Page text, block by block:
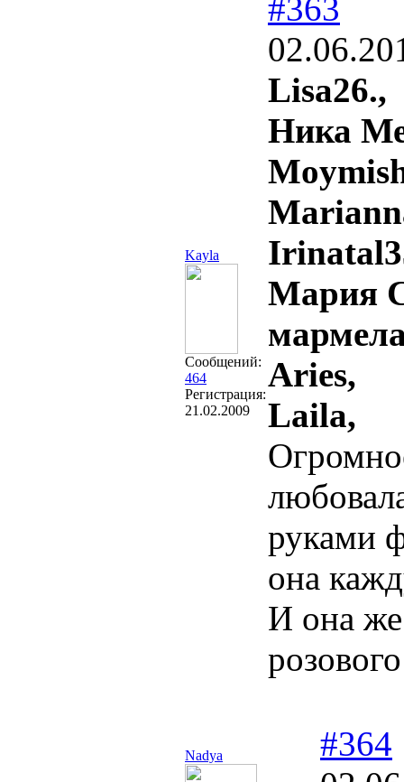
Kayla
Сообщений:
464
Регистрация:
21.02.2009
#363
Lisa26.,
Ника
Мария
Aries,
Laila,
руками
она
И она же
Nadya
#364